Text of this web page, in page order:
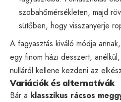
szobahőmérsékleten, majd
sütőben, hogy visszanyerje
A fagyasztás kiváló módja
egy finom házi desszert,
nulláról kellene kezdeni az
Variációk és alternatívák
Bár a klasszikus rácsos